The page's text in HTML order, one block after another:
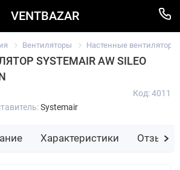
VENTBAZAR
Вентиляторы Настенные вентиляторы
SYSTEMAIR AW SILEO
Systemair
Код: 4011
Характеристики Отзывы